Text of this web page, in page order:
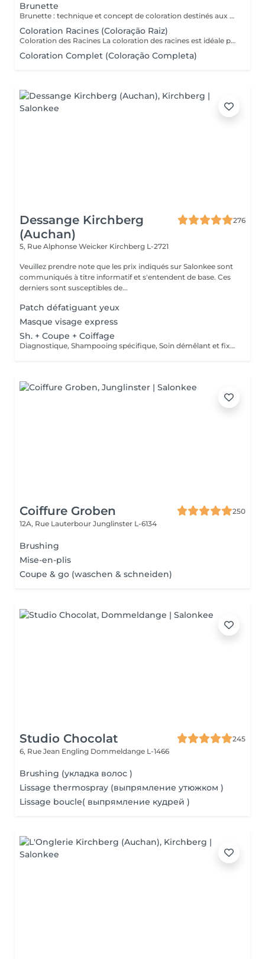
Brunette
Brunette : technique et concept de coloration destinés aux cheveux bruns et châtains, mettant en valeur la profondeur, la brillance et la dimension des cheveux. Peut inclure des nuances chaudes, froides ou illuminées, offrant un résultat sophistiqué, naturel et élégant. Très utilisée dans les transformations modernes comme le brun illuminé, chocolat, café et les tons cendrés. Le service comprend : les mèches, le traitement, la tonalisation et la finalisation.
Coloration Racines (Coloração Raiz)
Coloration des Racines La coloration des racines est idéale pour conserver une couleur uniforme et soignée, tout en assurant une finition élégante et naturelle. - Racines jusqu'à 2 cm (environ 1 mois de repousse) : tarif standard du service. - Racines de 2 cm à 4 cm : considéré comme une retouche élargie, avec un tarif différent. - Au-delà de 4 cm : il s'agit d'une coloration complète, avec un devis adapté. Ce soin permet d'éviter les différences de tons entre les racines et les longueurs, de préserver la santé du cheveu et de maintenir l'éclat de la couleur plus longtemps.
Coloration Complet (Coloração Completa)
Dessange Kirchberg
(Auchan)
276
5, Rue Alphonse Weicker Kirchberg L-2721
Veuillez prendre note que les prix indiqués sur Salonkee sont
communiqués à titre informatif et s'entendent de base. Ces
derniers sont susceptibles de...
Patch défatiguant yeux
Masque visage express
Sh. + Coupe + Coiffage
Diagnostique, Shampooing spécifique, Soin démêlant et fixation inclus. Veuillez prendre note que les prix indiqués sur Salonkee sont communiqués à titre informatif et s'entendent de base. Ces derniers sont susceptibles de varier selon le diagnostic réalisé à votre arrivée au salon et l'expertise du professionnel à qui vous confiez votre beauté. Dans tous les cas, un devis précis vous sera proposé et toutes réalisations de prestations seront effectuées avec votre accord.
Coiffure Groben
250
12A, Rue Lauterbour Junglinster L-6134
Brushing
Mise-en-plis
Coupe & go (waschen & schneiden)
Studio Chocolat
245
6, Rue Jean Engling Dommeldange L-1466
Brushing (укладка волос )
Lissage thermospray (выпрямление утюжком )
Lissage boucle( выпрямление кудрей )